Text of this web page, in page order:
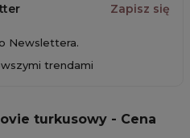
Zapisz się
Newslettera.
trendami
turkusowy - Cena